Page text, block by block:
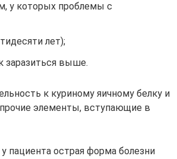
у которых проблемы с
лет);
заразиться выше.
к куриному яичному белку и
элементы, вступающие в
пациента острая форма болезни